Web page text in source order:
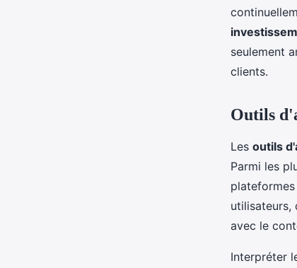
seulement
clients.
Outils
Les outils
Parmi les
utilisateurs,
avec le
Interpréter